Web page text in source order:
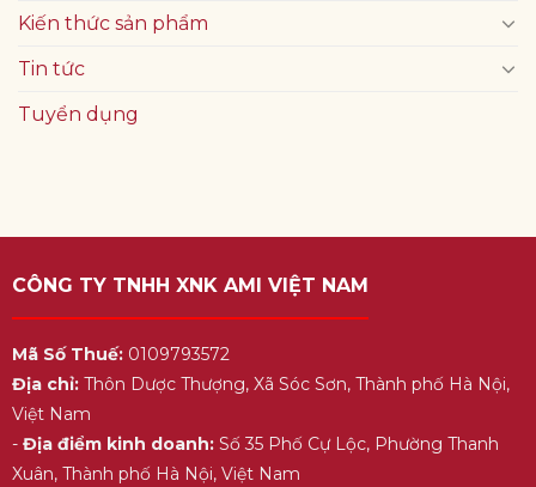
Kiến thức sản phẩm
Tin tức
Tuyển dụng
CÔNG TY TNHH XNK AMI VIỆT NAM
Mã Số Thuế:0109793572
Địa chỉ:Thôn Dược Thượng, Xã Sóc Sơn, Thành phố Hà Nội,
Việt Nam
- Địa điểm kinh doanh:Số 35 Phố Cự Lộc, Phường Thanh
Xuân, Thành phố Hà Nội, Việt Nam